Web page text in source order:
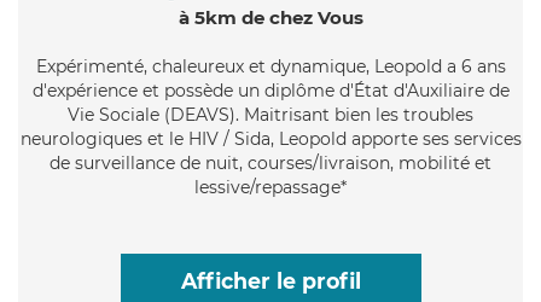
à 5km de chez Vous
Expérimenté, chaleureux et dynamique, Leopold a 6 ans
d'expérience et possède un diplôme d'État d'Auxiliaire de
Vie Sociale (DEAVS). Maitrisant bien les troubles
neurologiques et le HIV / Sida, Leopold apporte ses services
de surveillance de nuit, courses/livraison, mobilité et
lessive/repassage*
Afficher le profil